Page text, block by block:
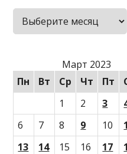
Архивы
Март 2023
Пн
Вт Ср Чт Пт
1
2 3
6
7 8 9 10
13
14 15 16 17